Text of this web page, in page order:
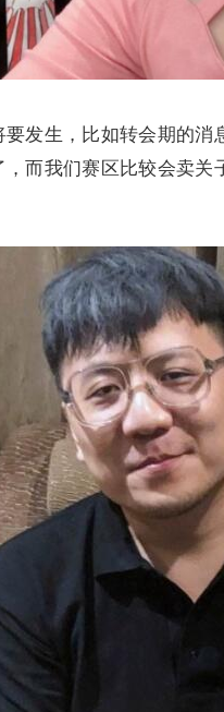
发生，比如转会期的消
而我们赛区比较会卖关